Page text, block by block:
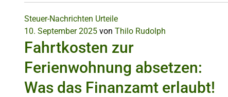
Steuer-Nachrichten Urteile
10. September 2025 von Thilo Rudolph
Fahrtkosten zur
Ferienwohnung absetzen:
Was das Finanzamt erlaubt!